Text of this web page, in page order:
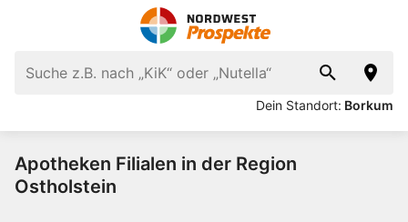
Dein Standort: Borkum
Apotheken Filialen in der Region
Ostholstein